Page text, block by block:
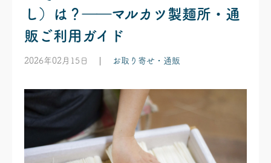
し）は？――マルカツ製麺所・通
販ご利用ガイド
2026年02月15日 お取り寄せ・通販